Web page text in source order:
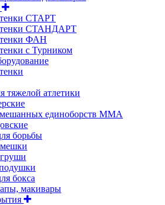
СТАРТ
СТАНДАРТ
ФАН
с Турником
тяжелой атлетики
единоборств ММА
борьбы
мешки
бокса
макивары